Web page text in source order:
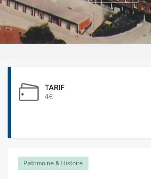
TARIF
4€
Patrimoine & Histoire